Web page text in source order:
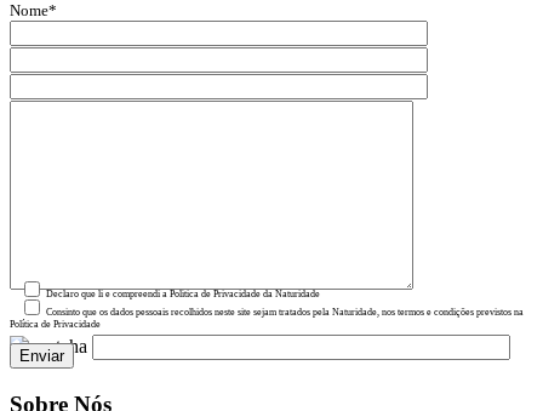
Nome*
Declaro que li e compreendi a Política de Privacidade da Naturidade
Consinto que os dados pessoais recolhidos neste site sejam tratados pela Naturidade, nos termos e condições previstos na
Política de Privacidade
Sobre Nós